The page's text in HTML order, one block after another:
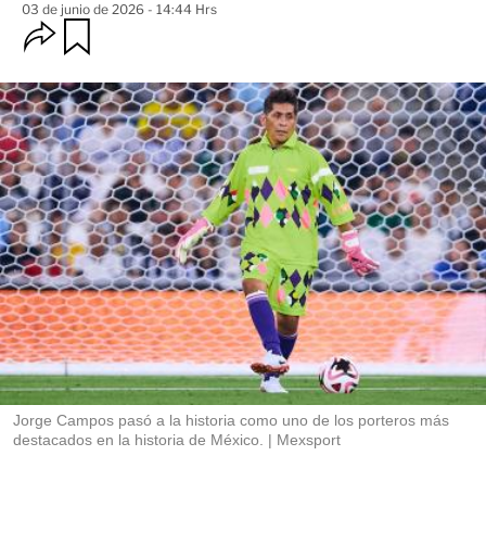
03 de junio de 2026 - 14:44 Hrs
O
p
i
o
n
e
s
d
e
c
o
m
p
a
r
t
i
r
d
a
r
Jorge Campos pasó a la historia como uno de los porteros más
destacados en la historia de México.
Mexsport